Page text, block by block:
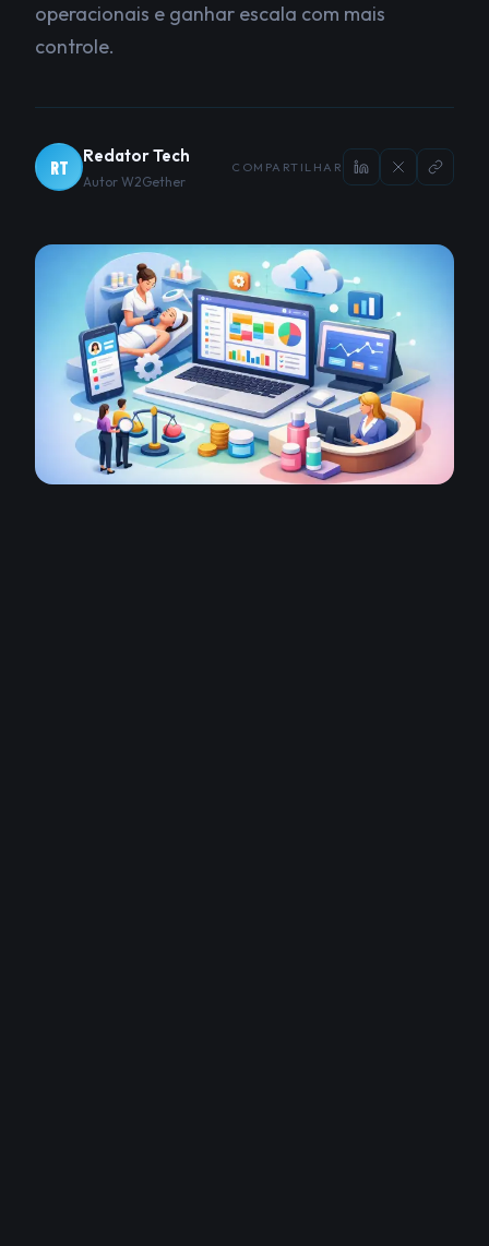
operacionais e ganhar escala com mais
controle.
RT
Redator Tech
Autor W2Gether
COMPARTILHAR